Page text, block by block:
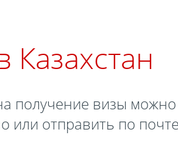
WhatsApp или Imo: +49 171
Казахстан
получение визы можно
или отправить по